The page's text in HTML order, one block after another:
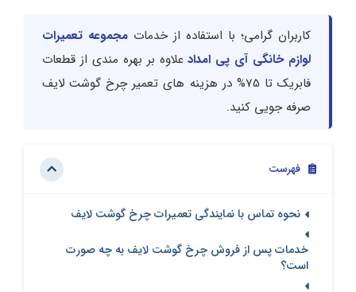
کاربران گرامی؛ با استفاده از خدمات مجموعه تعمیرات
لوازم خانگی آی پی امدادعلاوه بر بهره مندی از قطعات
فابریک تا 75% در هزینه های تعمیر چرخ گوشت لایف
صرفه جویی کنید.
فهرست
نحوه تماس با نمایندگی تعمیرات چرخ گوشت لایف
خدمات پس از فروش چرخ گوشت لایف به چه صورت
است؟